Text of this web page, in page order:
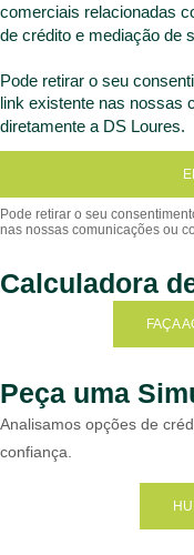
comerciais relacionadas
de crédito e mediação de
Pode retirar o seu
link existente nas nossas
diretamente a DS Loures.
Calculadora
FAÇA
Peça uma
Analisamos opções de
confiança.